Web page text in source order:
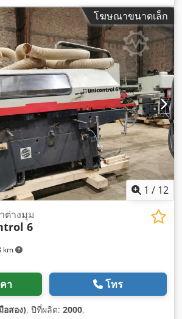
โฆษณาขนาดเล็ก
1 / 12
km
ต่างมุม
6
า โทร
อสอง), ปีที่ผลิต: 2000,